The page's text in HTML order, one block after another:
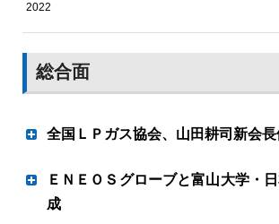
2022
総合面
全国ＬＰガス協会、山田耕司新会
構造改革推進し選ばれるエネに
ＥＮＥＯＳグローブと富山大学・
成